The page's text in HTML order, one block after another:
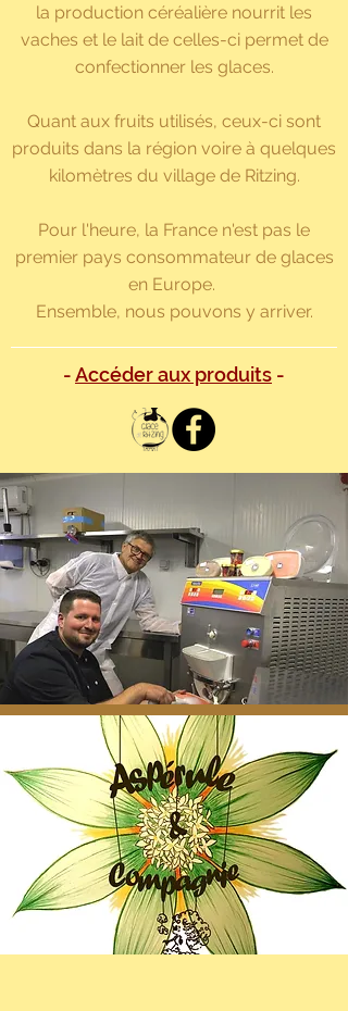
la production céréalière nourrit les
vaches et le lait de celles-ci permet de
confectionner les glaces.
Quant aux fruits utilisés, ceux-ci sont
produits dans la région voire à quelques
kilomètres du village de Ritzing.
Pour l'heure, la France n'est pas le
premier pays consommateur de glaces
en Europe.
Ensemble, nous pouvons y arriver.
-Accéder aux produits -